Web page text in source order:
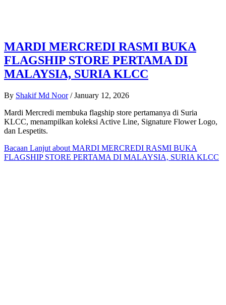
MARDI MERCREDI RASMI BUKA
FLAGSHIP STORE PERTAMA DI
MALAYSIA, SURIA KLCC
By Shakif Md Noor / January 12, 2026
Mardi Mercredi membuka flagship store pertamanya di Suria
KLCC, menampilkan koleksi Active Line, Signature Flower Logo,
dan Lespetits.
Bacaan Lanjut about MARDI MERCREDI RASMI BUKA
FLAGSHIP STORE PERTAMA DI MALAYSIA, SURIA KLCC